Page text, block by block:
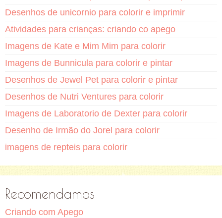
Desenhos de unicornio para colorir e imprimir
Atividades para crianças: criando co apego
Imagens de Kate e Mim Mim para colorir
Imagens de Bunnicula para colorir e pintar
Desenhos de Jewel Pet para colorir e pintar
Desenhos de Nutri Ventures para colorir
Imagens de Laboratorio de Dexter para colorir
Desenho de Irmão do Jorel para colorir
imagens de repteis para colorir
Recomendamos
Criando com Apego